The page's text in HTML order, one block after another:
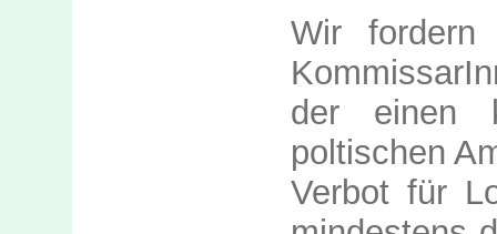
Wir
der einen
poltischen
Verbot für